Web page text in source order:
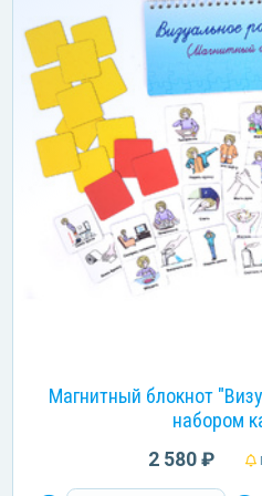
Магнитный блокнот
набором
2 580 ₽